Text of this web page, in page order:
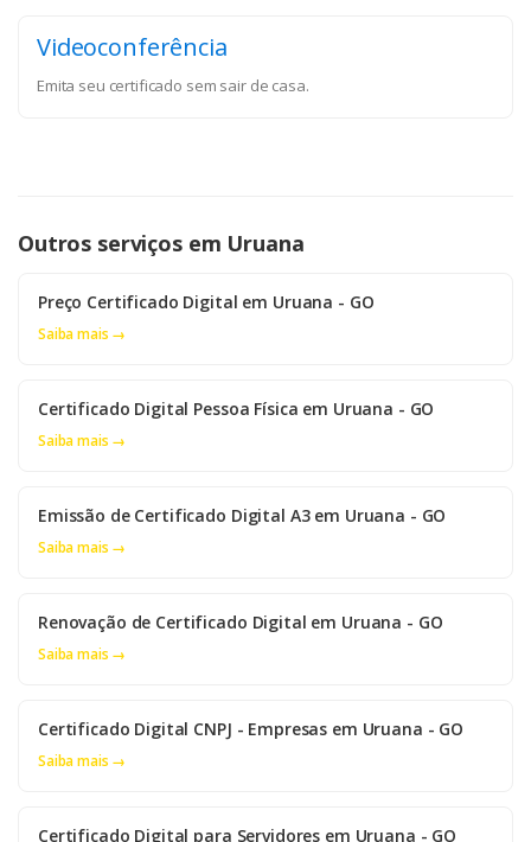
Videoconferência
Emita seu certificado sem sair de casa.
Outros serviços em Uruana
Preço Certificado Digital em Uruana - GO
Saiba mais →
Certificado Digital Pessoa Física em Uruana - GO
Saiba mais →
Emissão de Certificado Digital A3 em Uruana - GO
Saiba mais →
Renovação de Certificado Digital em Uruana - GO
Saiba mais →
Certificado Digital CNPJ - Empresas em Uruana - GO
Saiba mais →
Certificado Digital para Servidores em Uruana - GO